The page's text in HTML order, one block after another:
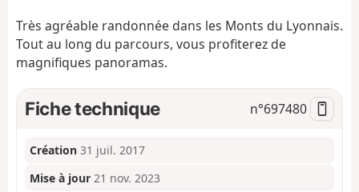
i
i
Très agréable randonnée dans les Monts du Lyonnais.
Tout au long du parcours, vous profiterez de
magnifiques panoramas.
Fiche technique n°697480
Création 31 juil. 2017
Mise à jour 21 nov. 2023